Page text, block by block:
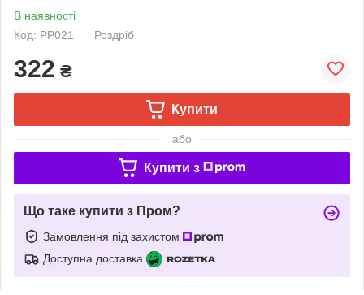
В наявності
Код: PP021
Роздріб
322 ₴
Купити
або
Купити з
Що таке купити з Пром?
Замовлення під захистом
Доступна доставка